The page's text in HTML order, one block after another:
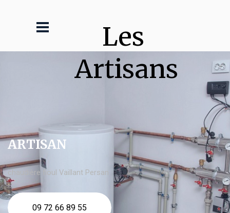
Les
Artisans
ARTISAN
chaudière fioul Vaillant Persan
09 72 66 89 55